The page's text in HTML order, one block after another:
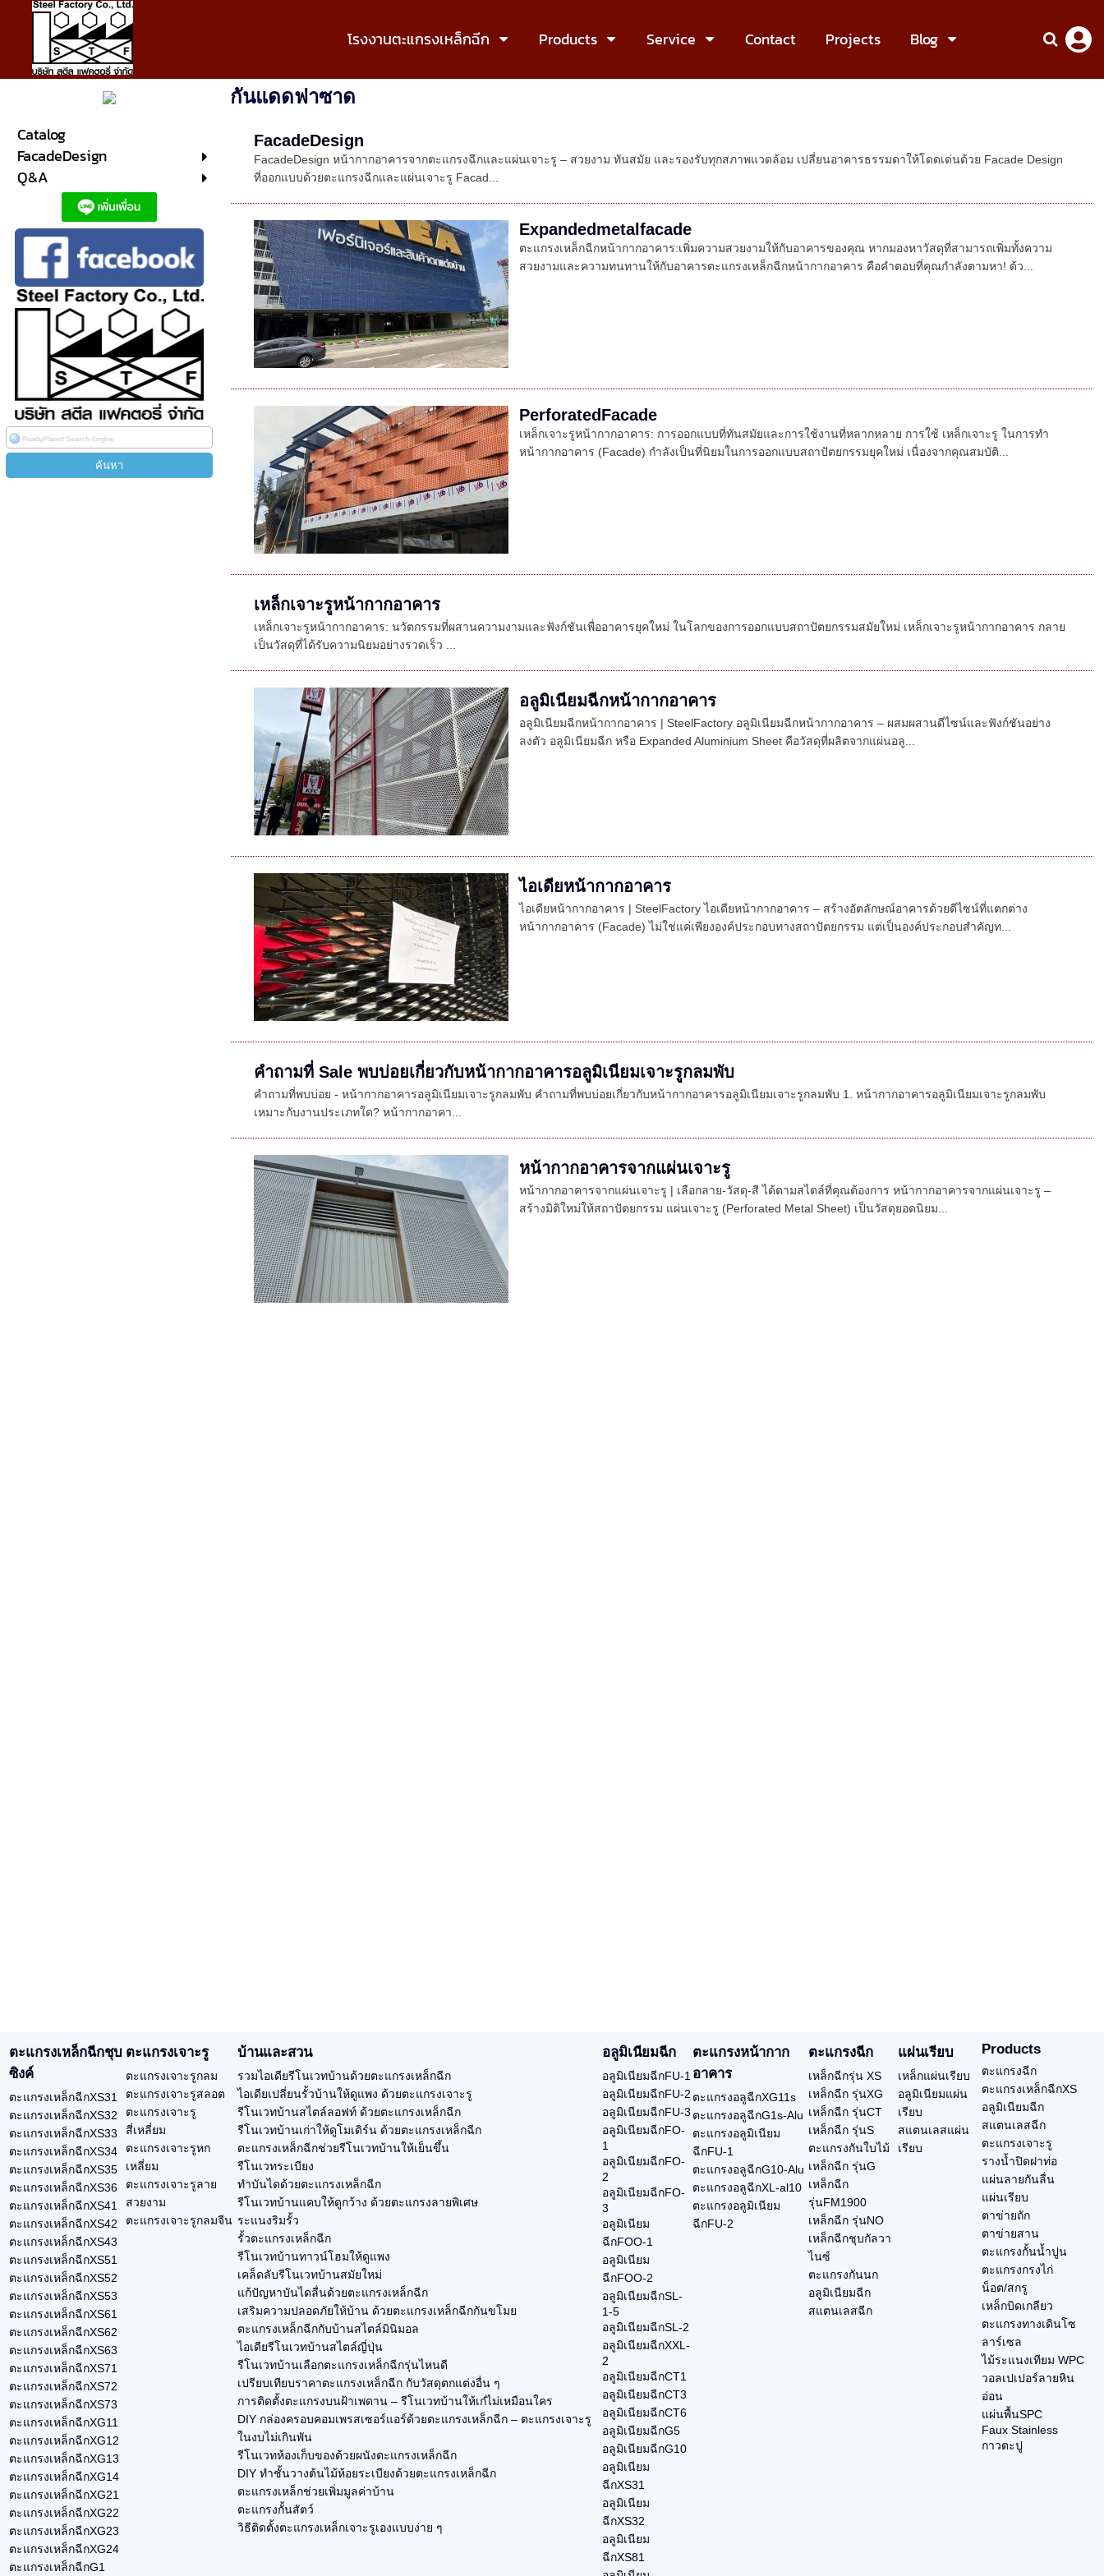
โรงงานตะแกรงเหล็กฉีก Products Service Contact Projects Blog
Catalog
FacadeDesign
Q&A
กันแดดฟาซาด
FacadeDesign
FacadeDesign หน้ากากอาคารจากตะแกรงฉีกและแผ่นเจาะรู – สวยงาม ทันสมัย และรองรับทุกสภาพแวดล้อม เปลี่ยนอาคารธรรมดาให้โดดเด่นด้วย Facade Design
ที่ออกแบบด้วยตะแกรงฉีกและแผ่นเจาะรู Facad...
Expandedmetalfacade
ตะแกรงเหล็กฉีกหน้ากากอาคาร:เพิ่มความสวยงามให้กับอาคารของคุณ หากมองหาวัสดุที่สามารถเพิ่มทั้งความ
สวยงามและความทนทานให้กับอาคารตะแกรงเหล็กฉีกหน้ากากอาคาร คือคำตอบที่คุณกำลังตามหา! ด้ว...
PerforatedFacade
เหล็กเจาะรูหน้ากากอาคาร: การออกแบบที่ทันสมัยและการใช้งานที่หลากหลาย การใช้ เหล็กเจาะรู ในการทำ
หน้ากากอาคาร (Facade) กำลังเป็นที่นิยมในการออกแบบสถาปัตยกรรมยุคใหม่ เนื่องจากคุณสมบัติ...
เหล็กเจาะรูหน้ากากอาคาร
เหล็กเจาะรูหน้ากากอาคาร: นวัตกรรมที่ผสานความงามและฟังก์ชันเพื่ออาคารยุคใหม่ ในโลกของการออกแบบสถาปัตยกรรมสมัยใหม่ เหล็กเจาะรูหน้ากากอาคาร กลาย
เป็นวัสดุที่ได้รับความนิยมอย่างรวดเร็ว ...
อลูมิเนียมฉีกหน้ากากอาคาร
อลูมิเนียมฉีกหน้ากากอาคาร | SteelFactory อลูมิเนียมฉีกหน้ากากอาคาร – ผสมผสานดีไซน์และฟังก์ชันอย่าง
ลงตัว อลูมิเนียมฉีก หรือ Expanded Aluminium Sheet คือวัสดุที่ผลิตจากแผ่นอลู...
ไอเดียหน้ากากอาคาร
ไอเดียหน้ากากอาคาร | SteelFactory ไอเดียหน้ากากอาคาร – สร้างอัตลักษณ์อาคารด้วยดีไซน์ที่แตกต่าง
หน้ากากอาคาร (Facade) ไม่ใช่แค่เพียงองค์ประกอบทางสถาปัตยกรรม แต่เป็นองค์ประกอบสำคัญท...
คำถามที่ Sale พบบ่อยเกี่ยวกับหน้ากากอาคารอลูมิเนียมเจาะรูกลมพับ
คำถามที่พบบ่อย - หน้ากากอาคารอลูมิเนียมเจาะรูกลมพับ คำถามที่พบบ่อยเกี่ยวกับหน้ากากอาคารอลูมิเนียมเจาะรูกลมพับ 1. หน้ากากอาคารอลูมิเนียมเจาะรูกลมพับ
เหมาะกับงานประเภทใด? หน้ากากอาคา...
หน้ากากอาคารจากแผ่นเจาะรู
หน้ากากอาคารจากแผ่นเจาะรู | เลือกลาย-วัสดุ-สี ได้ตามสไตล์ที่คุณต้องการ หน้ากากอาคารจากแผ่นเจาะรู –
สร้างมิติใหม่ให้สถาปัตยกรรม แผ่นเจาะรู (Perforated Metal Sheet) เป็นวัสดุยอดนิยม...
ตะแกรงเหล็กฉีกชุบ
ซิงค์
ตะแกรงเหล็กฉีกXS31
ตะแกรงเหล็กฉีกXS32
ตะแกรงเหล็กฉีกXS33
ตะแกรงเหล็กฉีกXS34
ตะแกรงเหล็กฉีกXS35
ตะแกรงเหล็กฉีกXS36
ตะแกรงเหล็กฉีกXS41
ตะแกรงเหล็กฉีกXS42
ตะแกรงเหล็กฉีกXS43
ตะแกรงเหล็กฉีกXS51
ตะแกรงเหล็กฉีกXS52
ตะแกรงเหล็กฉีกXS53
ตะแกรงเหล็กฉีกXS61
ตะแกรงเหล็กฉีกXS62
ตะแกรงเหล็กฉีกXS63
ตะแกรงเหล็กฉีกXS71
ตะแกรงเหล็กฉีกXS72
ตะแกรงเหล็กฉีกXS73
ตะแกรงเหล็กฉีกXG11
ตะแกรงเหล็กฉีกXG12
ตะแกรงเหล็กฉีกXG13
ตะแกรงเหล็กฉีกXG14
ตะแกรงเหล็กฉีกXG21
ตะแกรงเหล็กฉีกXG22
ตะแกรงเหล็กฉีกXG23
ตะแกรงเหล็กฉีกXG24
ตะแกรงเหล็กฉีกG1
ตะแกรงเจาะรู
ตะแกรงเจาะรูกลม
ตะแกรงเจาะรูสลอต
ตะแกรงเจาะรู
สี่เหลี่ยม
ตะแกรงเจาะรูหก
เหลี่ยม
ตะแกรงเจาะรูลาย
สวยงาม
ตะแกรงเจาะรูกลมจีน
บ้านและสวน
รวมไอเดียรีโนเวทบ้านด้วยตะแกรงเหล็กฉีก
ไอเดียเปลี่ยนรั้วบ้านให้ดูแพง ด้วยตะแกรงเจาะรู
รีโนเวทบ้านสไตล์ลอฟท์ ด้วยตะแกรงเหล็กฉีก
รีโนเวทบ้านเก่าให้ดูโมเดิร์น ด้วยตะแกรงเหล็กฉีก
ตะแกรงเหล็กฉีกช่วยรีโนเวทบ้านให้เย็นขึ้น
รีโนเวทระเบียง
ทำบันไดด้วยตะแกรงเหล็กฉีก
รีโนเวทบ้านแคบให้ดูกว้าง ด้วยตะแกรงลายพิเศษ
ระแนงริมรั้ว
รั้วตะแกรงเหล็กฉีก
รีโนเวทบ้านทาวน์โฮมให้ดูแพง
เคล็ดลับรีโนเวทบ้านสมัยใหม่
แก้ปัญหาบันไดลื่นด้วยตะแกรงเหล็กฉีก
เสริมความปลอดภัยให้บ้าน ด้วยตะแกรงเหล็กฉีกกันขโมย
ตะแกรงเหล็กฉีกกับบ้านสไตล์มินิมอล
ไอเดียรีโนเวทบ้านสไตล์ญี่ปุ่น
รีโนเวทบ้านเลือกตะแกรงเหล็กฉีกรุ่นไหนดี
เปรียบเทียบราคาตะแกรงเหล็กฉีก กับวัสดุตกแต่งอื่น ๆ
การติดตั้งตะแกรงบนฝ้าเพดาน – รีโนเวทบ้านให้เก๋ไม่เหมือนใคร
DIY กล่องครอบคอมเพรสเซอร์แอร์ด้วยตะแกรงเหล็กฉีก – ตะแกรงเจาะรู
ในงบไม่เกินพัน
รีโนเวทห้องเก็บของด้วยผนังตะแกรงเหล็กฉีก
DIY ทำชั้นวางต้นไม้ห้อยระเบียงด้วยตะแกรงเหล็กฉีก
ตะแกรงเหล็กช่วยเพิ่มมูลค่าบ้าน
ตะแกรงกั้นสัตว์
วิธีติดตั้งตะแกรงเหล็กเจาะรูเองแบบง่าย ๆ
อลูมิเนียมฉีก
อลูมิเนียมฉีกFU-1
อลูมิเนียมฉีกFU-2
อลูมิเนียมฉีกFU-3
อลูมิเนียมฉีกFO-
1
อลูมิเนียมฉีกFO-
2
อลูมิเนียมฉีกFO-
3
อลูมิเนียม
ฉีกFOO-1
อลูมิเนียม
ฉีกFOO-2
อลูมิเนียมฉีกSL-
1-5
อลูมิเนียมฉีกSL-2
อลูมิเนียมฉีกXXL-
2
อลูมิเนียมฉีกCT1
อลูมิเนียมฉีกCT3
อลูมิเนียมฉีกCT6
อลูมิเนียมฉีกG5
อลูมิเนียมฉีกG10
อลูมิเนียม
ฉีกXS31
อลูมิเนียม
ฉีกXS32
อลูมิเนียม
ฉีกXS81
ตะแกรงหน้ากาก
อาคาร
ตะแกรงอลูฉีกXG11s
ตะแกรงอลูฉีกG1s-Alu
ตะแกรงอลูมิเนียม
ฉีกFU-1
ตะแกรงอลูฉีกG10-Alu
ตะแกรงอลูฉีกXL-al10
ตะแกรงอลูมิเนียม
ฉีกFU-2
ตะแกรงฉีก
เหล็กฉีกรุ่น XS
เหล็กฉีก รุ่นXG
เหล็กฉีก รุ่นCT
เหล็กฉีก รุ่นS
ตะแกรงกันใบไม้
เหล็กฉีก รุ่นG
เหล็กฉีก
รุ่นFM1900
เหล็กฉีก รุ่นNO
เหล็กฉีกชุบกัลวา
ไนซ์
ตะแกรงกันนก
อลูมิเนียมฉีก
สแตนเลสฉีก
แผ่นเรียบ
เหล็กแผ่นเรียบ
อลูมิเนียมแผ่น
เรียบ
สแตนเลสแผ่น
เรียบ
Products
ตะแกรงฉีก
ตะแกรงเหล็กฉีกXS
อลูมิเนียมฉีก
สแตนเลสฉีก
ตะแกรงเจาะรู
รางน้ำปิดฝาท่อ
แผ่นลายกันลื่น
แผ่นเรียบ
ตาข่ายถัก
ตาข่ายสาน
ตะแกรงกั้นน้ำปูน
ตะแกรงกรงไก่
น็อต/สกรู
เหล็กบิดเกลียว
ตะแกรงทางเดินโซ
ลาร์เซล
ไม้ระแนงเทียม WPC
วอลเปเปอร์ลายหิน
อ่อน
แผ่นพื้นSPC
Faux Stainless
กาวตะปู